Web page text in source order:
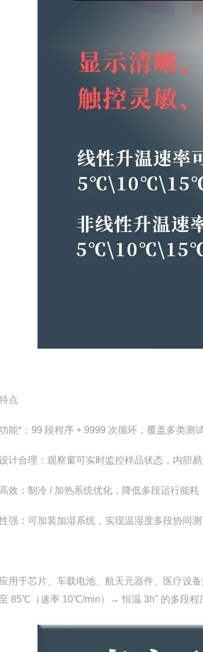
点
能*：99 段程序 + 9999 次循环，覆盖多类测
计合理：观察窗可实时监控样品状态，内胆易
效：制冷 / 加热系统优化，降低多段运行能耗
强：可加装加湿系统，实现温湿度多段协同测
用于芯片、车载电池、航天元器件、医疗设
85℃（速率 10℃/min）→ 恒温 3h" 的多段程